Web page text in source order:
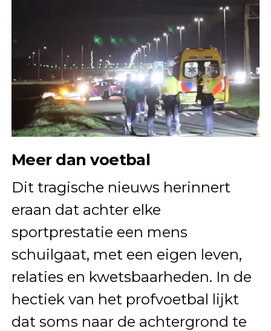
Meer dan voetbal
Dit tragische nieuws herinnert
eraan dat achter elke
sportprestatie een mens
schuilgaat, met een eigen leven,
relaties en kwetsbaarheden. In de
hectiek van het profvoetbal lijkt
dat soms naar de achtergrond te